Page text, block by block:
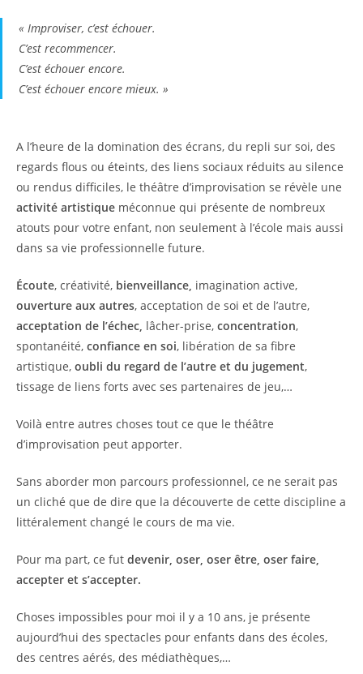
« Improviser, c’est échouer.
C’est recommencer.
C’est échouer encore.
C’est échouer encore mieux. »
A l’heure de la domination des écrans, du repli sur soi, des
regards flous ou éteints, des liens sociaux réduits au silence
ou rendus difficiles, le théâtre d’improvisation se révèle une
activité artistique méconnue qui présente de nombreux
atouts pour votre enfant, non seulement à l’école mais aussi
dans sa vie professionnelle future.
Écoute, créativité, bienveillance, imagination active,
ouverture aux autres, acceptation de soi et de l’autre,
acceptation de l’échec, lâcher-prise, concentration,
spontanéité, confiance en soi, libération de sa fibre
artistique, oubli du regard de l’autre et du jugement,
tissage de liens forts avec ses partenaires de jeu,…
Voilà entre autres choses tout ce que le théâtre
d’improvisation peut apporter.
Sans aborder mon parcours professionnel, ce ne serait pas
un cliché que de dire que la découverte de cette discipline a
littéralement changé le cours de ma vie.
Pour ma part, ce fut devenir, oser, oser être, oser faire,
accepter et s’accepter.
Choses impossibles pour moi il y a 10 ans, je présente
aujourd’hui des spectacles pour enfants dans des écoles,
des centres aérés, des médiathèques,…